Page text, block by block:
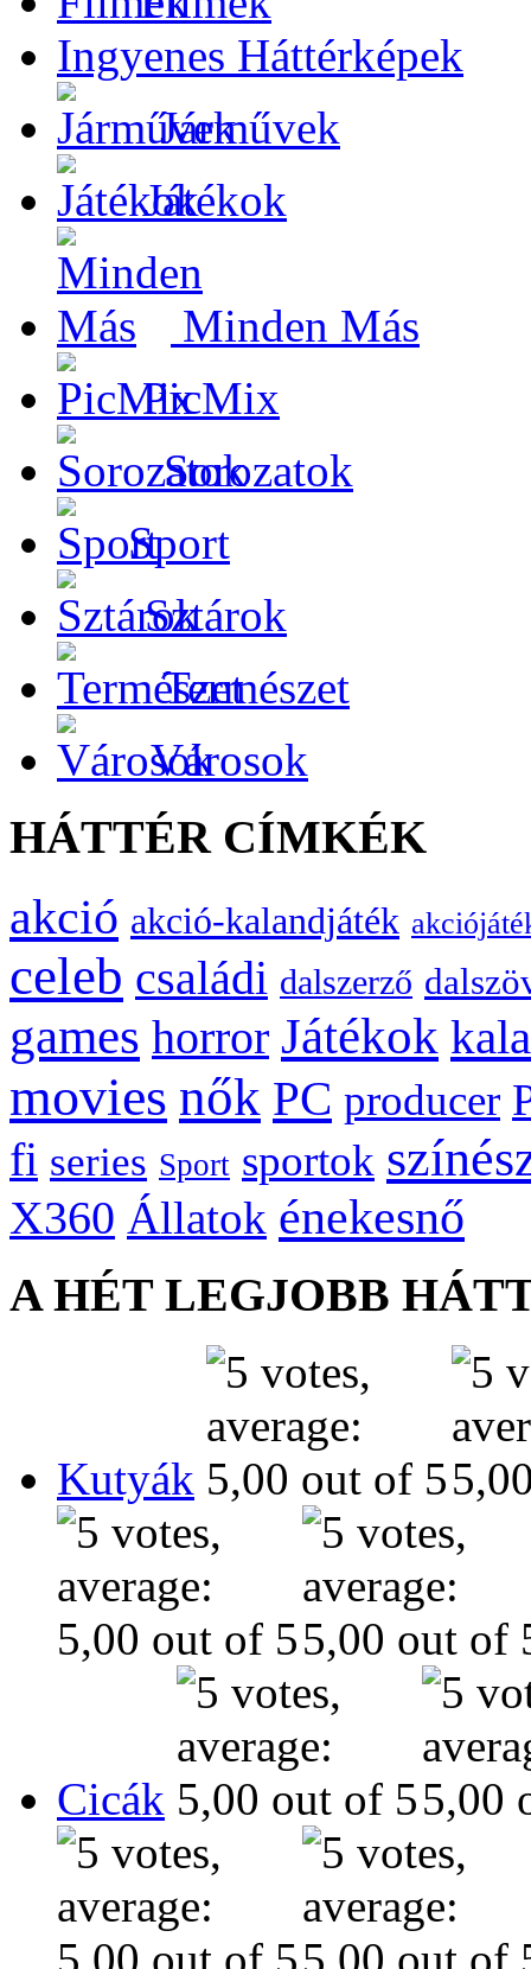
Ingyenes Háttérképek
Járművek
Játékok
Minden Más
PicMix
Sorozatok
Sport
Sztárok
Természet
Városok
HÁTTÉR CÍMKÉK
akció akció-kalandjáték
celeb családi dalszerző
games horror Játékok
movies nők PC producer
fi series Sport sportok
X360 Állatok énekesnő
A HÉT LEGJOBB
Kutyák
Cicák